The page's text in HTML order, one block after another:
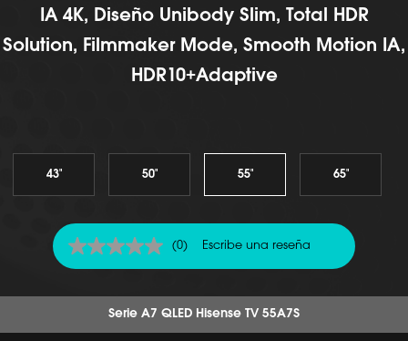
43" 50" 55" 65"
IA 4K, Diseño Unibody Slim, Total HDR
Solution, Filmmaker Mode, Smooth Motion IA,
HDR10+Adaptive
Sin
puntuación
en
(0) Escribe una reseña
Serie A7 QLED Hisense TV 55A7S